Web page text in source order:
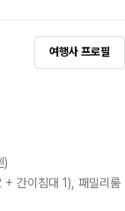
여행사 프로필
)
+ 간이침대 1), 패밀리룸